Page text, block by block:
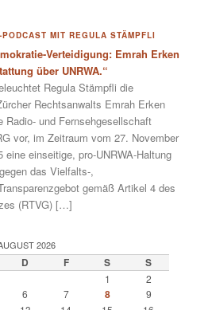
MIT REGULA STÄMPFLI
Verteidigung: Emrah Erken
über UNRWA.“
Regula Stämpfli die
Rechtsanwalts Emrah Erken
Radio- und Fernsehgesellschaft
vor, im Zeitraum vom 27. November
eine einseitige, pro-UNRWA-Haltung
das Vielfalts-,
gemäß Artikel 4 des
(RTVG) […]
2026
D F S S
1
2
6 7 8
9